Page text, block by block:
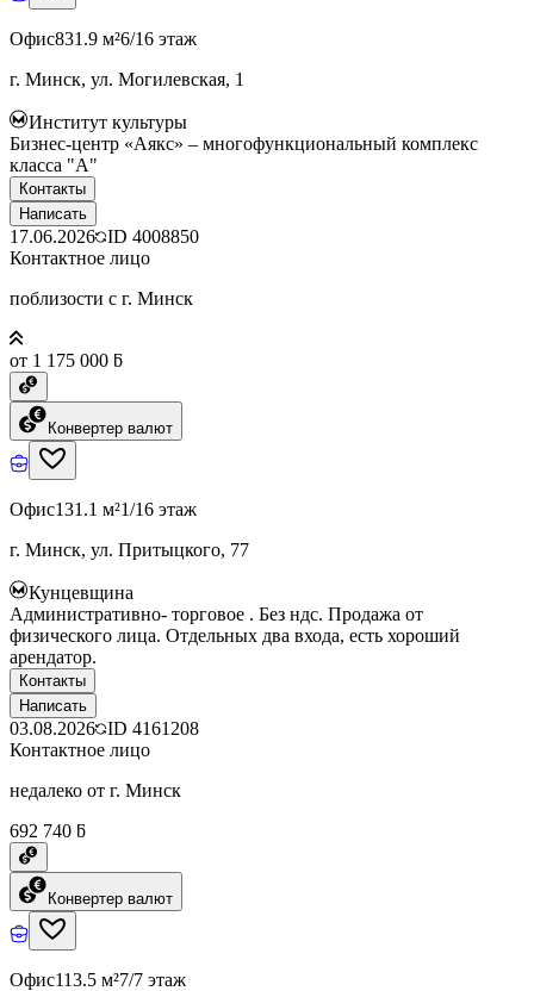
Офис831.9 м²6/16 этаж
г. Минск, ул. Могилевская, 1
Институт культуры
Бизнес-центр «Аякс» – многофункциональный комплекс
класса "А"
Контакты
Написать
17.06.2026 ID 4008850
Контактное лицо
поблизости с г. Минск
от 1 175 000 ƃ
Конвертер валют
Офис131.1 м²1/16 этаж
г. Минск, ул. Притыцкого, 77
Кунцевщина
Административно- торговое . Без ндс. Продажа от
физического лица. Отдельных два входа, есть хороший
арендатор.
Контакты
Написать
03.08.2026 ID 4161208
Контактное лицо
недалеко от г. Минск
692 740 ƃ
Конвертер валют
Офис113.5 м²7/7 этаж